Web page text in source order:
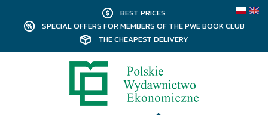
BEST PRICES
SPECIAL OFFERS FOR MEMBERS OF THE PWE BOOK CLUB
THE CHEAPEST DELIVERY